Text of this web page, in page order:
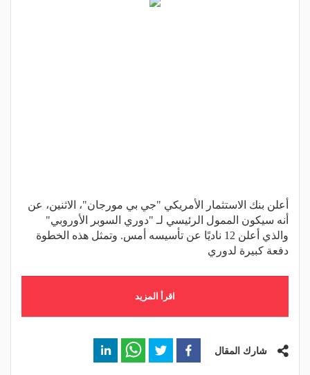
أعلن بنك الاستثمار الأمريكي "جي بي مورجان"، الاثنين، عن
أنه سيكون الممول الرئيسي لـ "دوري السوبر الأوروبي"
والذي أعلن 12 ناديًا عن تأسيسه أمس. وتمثل هذه الخطوة
دفعة كبيرة لدوري
اقرأ المزيد
شارك المقال